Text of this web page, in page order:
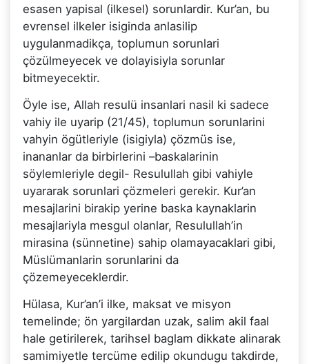
esasen yapisal (ilkesel) sorunlardir. Kur’an, bu
evrensel ilkeler isiginda anlasilip
uygulanmadikça, toplumun sorunlari
çözülmeyecek ve dolayisiyla sorunlar
bitmeyecektir.
Öyle ise, Allah resulü insanlari nasil ki sadece
vahiy ile uyarip (21/45), toplumun sorunlarini
vahyin ögütleriyle (isigiyla) çözmüs ise,
inananlar da birbirlerini –baskalarinin
söylemleriyle degil- Resulullah gibi vahiyle
uyararak sorunlari çözmeleri gerekir. Kur’an
mesajlarini birakip yerine baska kaynaklarin
mesajlariyla mesgul olanlar, Resulullah’in
mirasina (sünnetine) sahip olamayacaklari gibi,
Müslümanlarin sorunlarini da
çözemeyeceklerdir.
Hülasa, Kur’an’i ilke, maksat ve misyon
temelinde; ön yargilardan uzak, salim akil faal
hale getirilerek, tarihsel baglam dikkate alinarak
samimiyetle tercüme edilip okundugu takdirde,